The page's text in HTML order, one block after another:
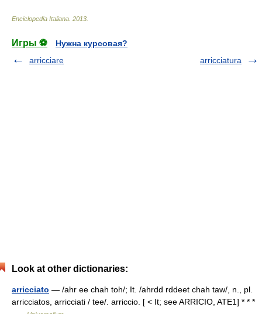
Enciclopedia Italiana 2013
Игры ⚽
Нужна курсовая?
arricciare
arricciatura
Look at other dictionaries:
arricciato — /ahr ee chah toh/; It. /ahrdd rddeet chah taw/, n., pl.
arricciatos, arricciati / tee/. arriccio. [ < It; see ARRICIO, ATE1] * * *